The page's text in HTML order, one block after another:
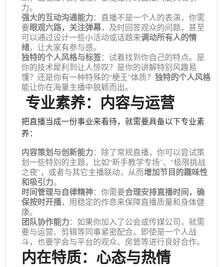
力。
强大的互动沟通能力：直播不是一个人的表演，你需
要眼观六路，关注弹幕，及时回答观众的问题，甚至
可以通过设计一些小活动或话题来调动所有人的情
绪，让大家有参与感。
独特的个人风格与标签：试着找到你自己的特点。是
你的技术犀利到让人惊叹？是你的讲解特别风趣易
懂？还是你有一种特殊的“梗王”体质？ 独特的个人风格
能让你在海量主播中脱颖而出。
️ 专业素养：内容与运营
把直播当成一份事业来看待，就需要具备以下专业素
养：
内容策划与创新能力：除了常规直播，你可以尝试策
划一些特别的主题，比如“新手教学专场”、“极限挑战
之夜”，或者与其它主播联动，从而增加节目的趣味性
和吸引力。
时间管理与自律精神：你需要合理安排直播时间，确
保按时开播，用稳定的作息来保障直播质量和身体健
康。
团队协作能力：如果你加入了公会或传媒公司，就需
要与运营、剪辑等同事紧密配合。即使是一个人战
斗，也要学会与平台的观众、房管等进行良好合作。
内在特质：心态与热情